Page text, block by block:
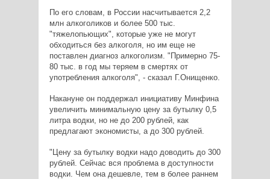
По его словам, в России насчитывается 2,2
млн алкоголиков и более 500 тыс.
"тяжелопьющих", которые уже не могут
обходиться без алкоголя, но им еще не
поставлен диагноз алкоголизм. "Примерно 75-
80 тыс. в год мы теряем в смертях от
употребления алкоголя", - сказал Г.Онищенко.
Накануне он поддержал инициативу Минфина
увеличить минимальную цену за бутылку 0,5
литра водки, но не до 200 рублей, как
предлагают экономисты, а до 300 рублей.
"Цену за бутылку водки надо доводить до 300
рублей. Сейчас вся проблема в доступности
водки. Чем она дешевле, тем в более раннем